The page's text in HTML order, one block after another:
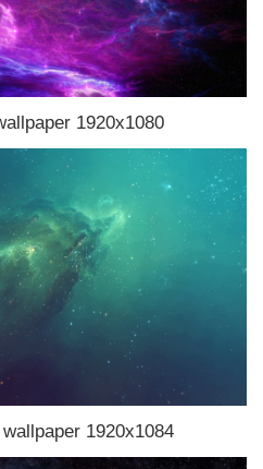
1920x1080
1920x1084